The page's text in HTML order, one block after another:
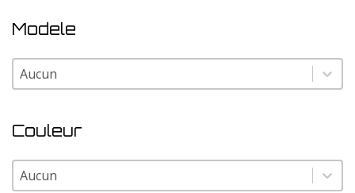
Modele
Modele
Modele
Couleur
Couleur
Couleur